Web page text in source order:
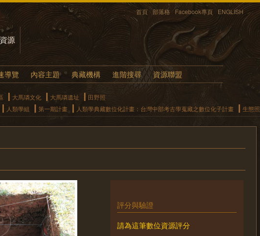
首頁 部落格 Facebook專頁 ENGLISH
源
導覽 內容主題 典藏機構 進階搜尋 資源聯盟
大馬璘文化 大馬璘遺址
田野照
人類學組 第一期計畫 人類學典藏數位化計畫：台灣中部考古學蒐藏之數位化子計畫 生態照
評分與驗證
請為這筆數位資源評分